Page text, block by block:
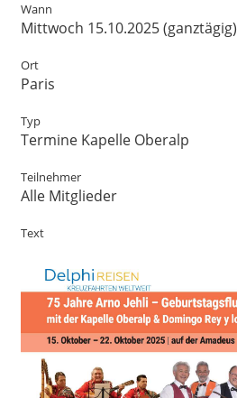
Wann
Mittwoch 15.10.2025 (ganztägig)
Ort
Paris
Typ
Termine Kapelle Oberalp
Teilnehmer
Alle Mitglieder
Text